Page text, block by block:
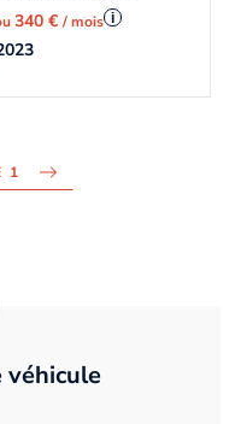
340 €/ mois i
1
véhicule